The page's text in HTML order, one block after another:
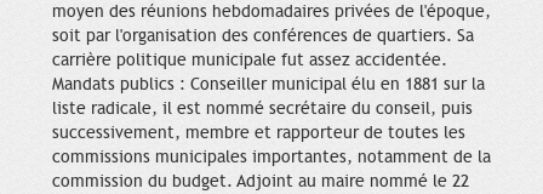
moyen des réunions hebdomadaires privées de l'époque,
soit par l'organisation des conférences de quartiers. Sa
carrière politique municipale fut assez accidentée.
Mandats publics : Conseiller municipal élu en 1881 sur la
liste radicale, il est nommé secrétaire du conseil, puis
successivement, membre et rapporteur de toutes les
commissions municipales importantes, notamment de la
commission du budget. Adjoint au maire nommé le 22